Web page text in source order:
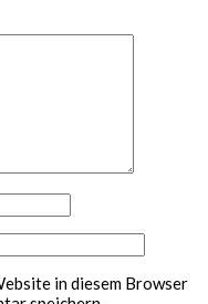
in diesem Browser